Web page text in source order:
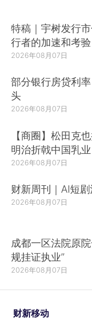
升，依旧不能放松
在4月初达到峰值
于5月企稳。目前
国家的学校开始分
中国自2月26日首
来，国内累计报告
期湖北省外新增确
自累计确诊前十的
病例3例，其中从
黑龙江、广东、北
输入病例占我国境
特稿｜宇树发行
行者的加速和考验
2026年08月07日
部分银行房贷利
头
2026年08月07日
【商圈】松田克
明治折戟中国乳业
2026年08月07日
财新周刊｜AI短
2026年08月07日
成都一区法院原
规挂证执业”
2026年08月07日
财新移动